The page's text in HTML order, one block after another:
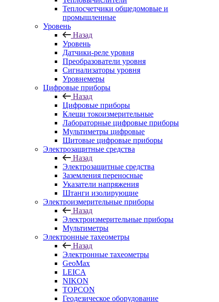
Теплосчетчики общедомовые и
промышленные
Уровень
Назад
Уровень
Датчики-реле уровня
Преобразователи уровня
Сигнализаторы уровня
Уровнемеры
Цифровые приборы
Назад
Цифровые приборы
Клещи токоизмерительные
Лабораторные цифровые приборы
Мультиметры цифровые
Щитовые цифровые приборы
Электрозащитные средства
Назад
Электрозащитные средства
Заземления переносные
Указатели напряжения
Штанги изолирующие
Электроизмерительные приборы
Назад
Электроизмерительные приборы
Мультиметры
Электронные тахеометры
Назад
Электронные тахеометры
GeoMax
LEICA
NIKON
TOPCON
Геодезическое оборудование